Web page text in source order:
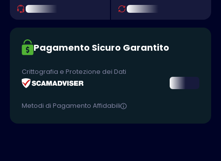
Pagamento Sicuro Garantito
Crittografia e Protezione dei Dati
Metodi di Pagamento Affidabili